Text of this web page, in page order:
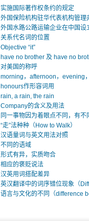
实施国际著作权条约的规定
外国保险机构驻华代表机构管理
外国水路公路运输企业在中国设
关系代名词的位置
Objective “it”
have no brother 及 have no
对美国的称呼
morning，afternoon，evening
honours作形容词用
rain, a rain, the rain
Company的含义及用法
同一事物因为着眼点不同，有不
“走”法种种（How to Walk）
汉语量词与英文用法对照
不同的语域
形式有异，实质吻合
相应的褒贬说法
汉英用词搭配差异
英汉翻译中的词序错位现象（
语言与文化的不同（difference